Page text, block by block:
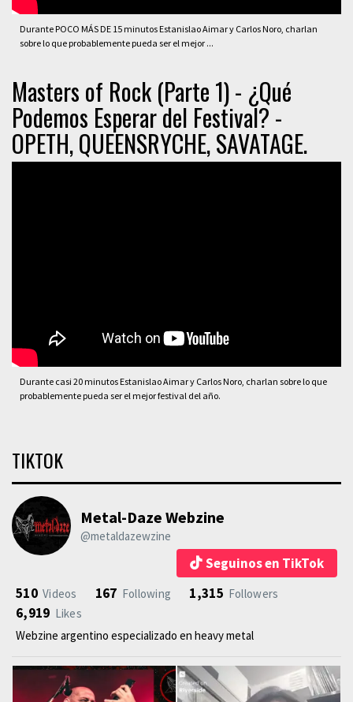
Durante POCO MÁS DE 15 minutos Estanislao Aimar y Carlos Noro, charlan
sobre lo que probablemente pueda ser el mejor ...
Masters of Rock (Parte 1) - ¿Qué
Podemos Esperar del Festival? -
OPETH, QUEENSRYCHE, SAVATAGE.
Durante casi 20 minutos Estanislao Aimar y Carlos Noro, charlan sobre lo que
probablemente pueda ser el mejor festival del año.
TIKTOK
Metal-Daze Webzine
@metaldazewzine
Seguinos en TikTok
510 Videos 167 Following 1,315 Followers
6,919 Likes
Webzine argentino especializado en heavy metal